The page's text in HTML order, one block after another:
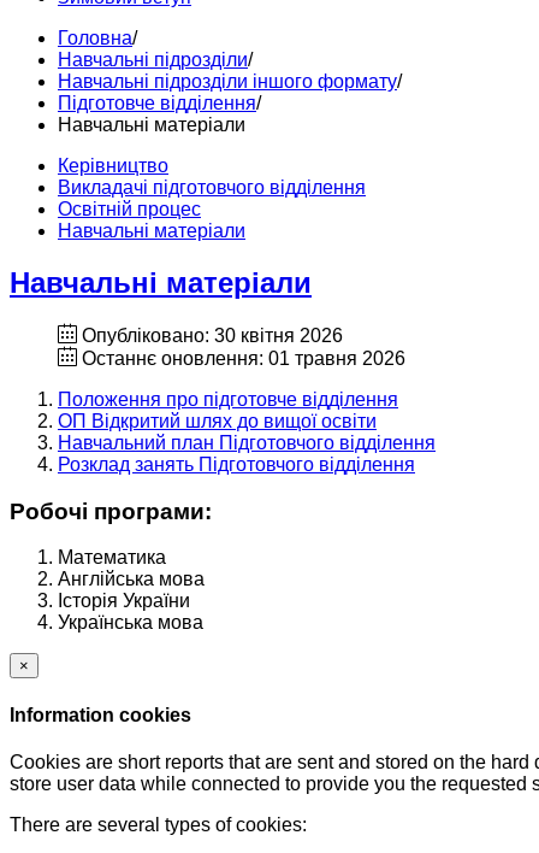
Головна/
Навчальні підрозділи/
Навчальні підрозділи іншого формату/
Підготовче відділення/
Навчальні матеріали
Керівництво
Викладачі підготовчого відділення
Освітній процес
Навчальні матеріали
Навчальні матеріали
Опубліковано: 30 квітня 2026
Останнє оновлення: 01 травня 2026
Положення про підготовче відділення
ОП Відкритий шлях до вищої освіти
Навчальний план Підготовчого відділення
Розклад занять Підготовчого відділення
Робочі програми:
Математика
Англійська мова
Історія України
Українська мова
×
Information cookies
Cookies are short reports that are sent and stored on the
store user data while connected to provide you the
There are several types of cookies: